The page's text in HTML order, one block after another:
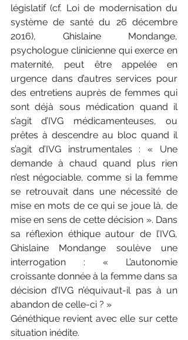
législatif (cf. Loi de modernisation du
système de santé du 26 décembre
2016), Ghislaine Mondange,
psychologue clinicienne qui exerce en
maternité, peut être appelée en
urgence dans d’autres services pour
des entretiens auprès de femmes qui
sont déjà sous médication quand il
s’agit d’IVG médicamenteuses, ou
prêtes à descendre au bloc quand il
s’agit d’IVG instrumentales : « Une
demande à chaud quand plus rien
n’est négociable, comme si la femme
se retrouvait dans une nécessité de
mise en mots de ce qui se joue là, de
mise en sens de cette décision ». Dans
sa réflexion éthique autour de l’IVG,
Ghislaine Mondange soulève une
interrogation : « L’autonomie
croissante donnée à la femme dans sa
décision d’IVG n’équivaut-il pas à un
abandon de celle-ci ? »
Généthique revient avec elle sur cette
situation inédite.